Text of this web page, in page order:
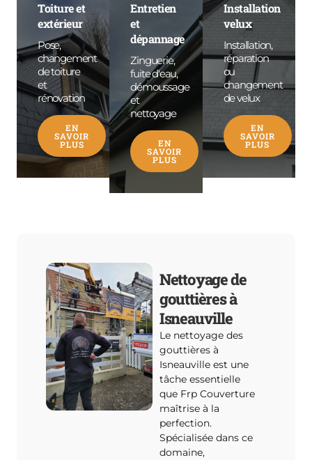
Toiture et
extérieur
Pose,
changement
de toiture
et
rénovation
EN
SAVOIR
PLUS
Entretien
et
dépannage
Zinguerie,
fuite d'eau,
démoussage
et
nettoyage
EN
SAVOIR
PLUS
Installation
velux
Installation,
réparation
ou
changement
de velux
EN
SAVOIR
PLUS
Nettoyage de
gouttières à
Isneauville
Le nettoyage des
gouttières à
Isneauville est une
tâche essentielle
que Frp Couverture
maîtrise à la
perfection.
Spécialisée dans ce
domaine,